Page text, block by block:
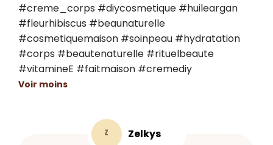
#creme_corps #diycosmetique #huileargan
#fleurhibiscus #beaunaturelle
#cosmetiquemaison #soinpeau #hydratation
#corps #beautenaturelle #rituelbeaute
#vitamineE #faitmaison #cremediy
Voir moins
Z Zelkys